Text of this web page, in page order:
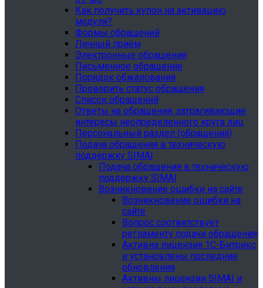
Как получить купон на активацию
модуля?
Формы обращений
Личный приём
Электронные обращения
Письменное обращение
Порядок обжалования
Проверить статус обращения
Список обращений
Ответы на обращения, затрагивающие
интересы неопределенного круга лиц
Персональный раздел (обращения)
Подача обращения в техническую
поддержку SIMAI
Подача обращения в техническую
поддержку SIMAI
Возникновение ошибки на сайте
Возникновение ошибки на
сайте
Вопрос соответствует
регламенту подачи обращения
Активна лицензия 1С-Битрикс
и установлены последние
обновления
Активны лицензии SIMAI и